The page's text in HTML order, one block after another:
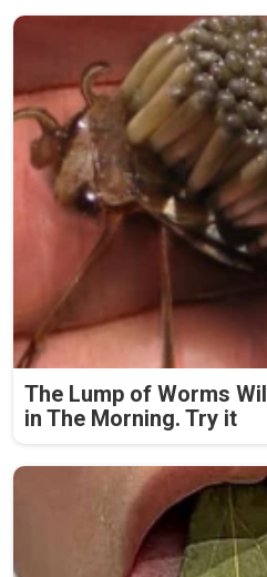
The Lump of Worms
in The Morning. Try it